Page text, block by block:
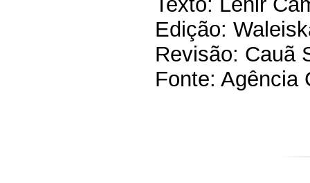
Edição:
Revisão: Cauã
Fonte: Agência